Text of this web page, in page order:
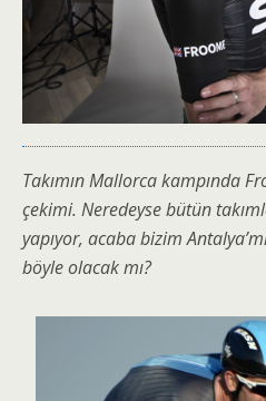
Takımın Mallorca kampında
çekimi. Neredeyse bütün
yapıyor, acaba bizim
böyle olacak mı?